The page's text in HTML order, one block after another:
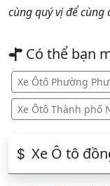
cùng quý vị để
Có thể bạn
Xe Ôtô Phường
Xe Ôtô Thành phố
Xe Ô tô